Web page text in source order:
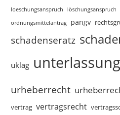
loeschungsanspruch löschungsanspruch
ordnungsmittelantrag pangv
schadenseratz
uklag unterlassung
urheberrecht
vertrag vertragsrecht